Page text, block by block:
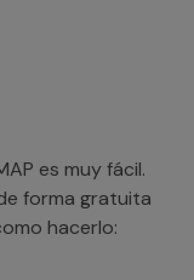
es muy fácil.
forma gratuita
hacerlo: